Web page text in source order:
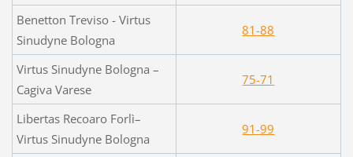
Benetton Treviso - Virtus
Sinudyne Bologna
81-88
Virtus Sinudyne Bologna –
Cagiva Varese
75-71
Libertas Recoaro Forlì–
Virtus Sinudyne Bologna
91-99